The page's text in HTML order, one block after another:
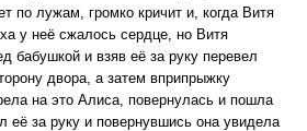
по лужам, громко кричит и, когда Витя
у неё сжалось сердце, но Витя
бабушкой и взяв её за руку перевел
двора, а затем вприпрыжку
на это Алиса, повернулась и пошла
её за руку и повернувшись она увидела